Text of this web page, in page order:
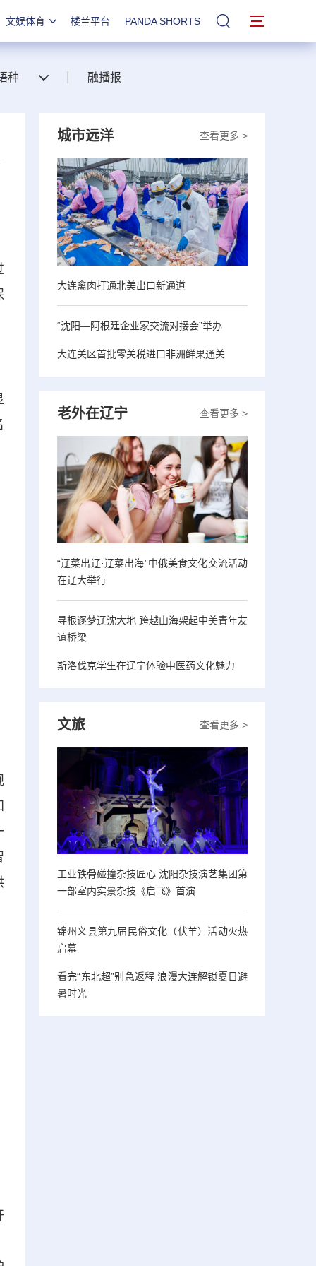
文娱体育 楼兰平台 PANDA SHORTS 站内搜索
种 融播报
查看更多 >
城市远洋
大连禽肉打通北美出口新通道
“沈阳—阿根廷企业家交流对接会”举办
大连关区首批零关税进口非洲鲜果通关
查看更多 >
老外在辽宁
“辽菜出辽·辽菜出海”中俄美食文化交流活动
在辽大举行
寻根逐梦辽沈大地 跨越山海架起中美青年友
谊桥梁
斯洛伐克学生在辽宁体验中医药文化魅力
查看更多 >
文旅
工业铁骨碰撞杂技匠心 沈阳杂技演艺集团第
一部室内实景杂技《启飞》首演
锦州义县第九届民俗文化（伏羊）活动火热
启幕
看完“东北超”别急返程 浪漫大连解锁夏日避
暑时光